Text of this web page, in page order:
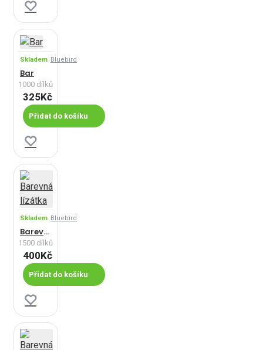
Skladem Bluebird
Bar
1000 dílků
325Kč
Přidat do košíku
Skladem Bluebird
Barevná lízátka
1500 dílků
400Kč
Přidat do košíku